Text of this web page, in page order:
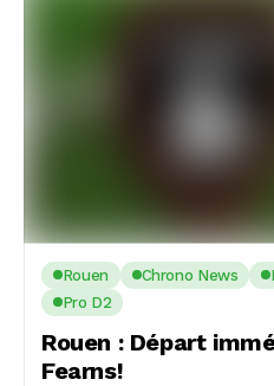
Rouen Chrono News
Pro D2
Rouen : Départ
Fearns!